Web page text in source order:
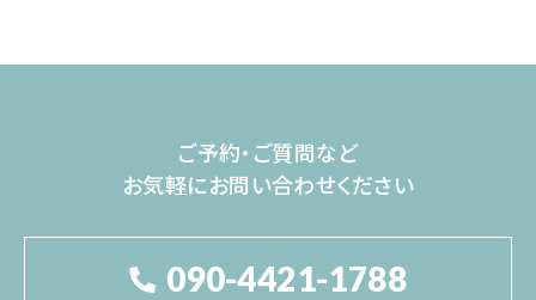
ご予約・ご質問など
お気軽にお問い合わせください
090-4421-1788